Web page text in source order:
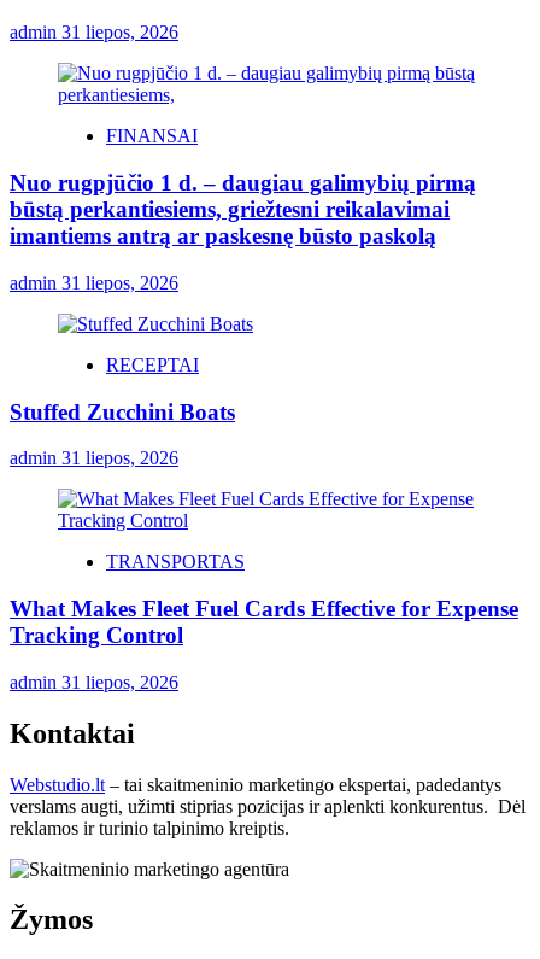
admin 31 liepos, 2026
FINANSAI
Nuo rugpjūčio 1 d. – daugiau galimybių pirmą
būstą perkantiesiems, griežtesni reikalavimai
imantiems antrą ar paskesnę būsto paskolą
admin 31 liepos, 2026
RECEPTAI
Stuffed Zucchini Boats
admin 31 liepos, 2026
TRANSPORTAS
What Makes Fleet Fuel Cards Effective for Expense
Tracking Control
admin 31 liepos, 2026
Kontaktai
Webstudio.lt – tai skaitmeninio marketingo ekspertai, padedantys
verslams augti, užimti stiprias pozicijas ir aplenkti konkurentus. Dėl
reklamos ir turinio talpinimo kreiptis.
Žymos